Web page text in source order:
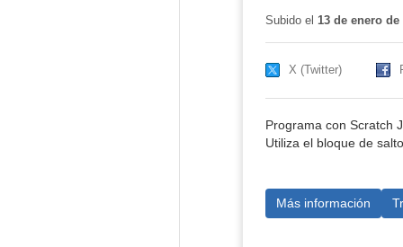
Subido el 13 de enero de
X (Twitter)
Programa con Scratch
Utiliza el bloque de
Más información